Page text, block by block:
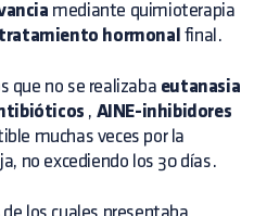
mediante quimioterapia
tratamiento hormonal final.
que no se realizaba eutanasia
, AINE-inhibidores
muchas veces por la
no excediendo los 30 días.
los cuales presentaba